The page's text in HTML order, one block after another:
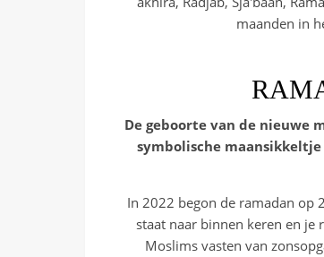
maanden in
De geboorte van de nieuwe
symbolische
In 2022 begon de ramadan op
staat naar binnen keren en je
Moslims vasten van